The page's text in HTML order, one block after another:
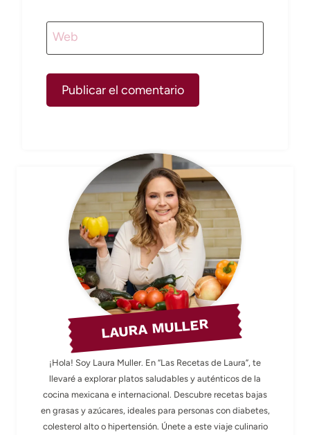
Web
LAURA MULLER
¡Hola! Soy Laura Muller. En “Las Recetas de Laura”, te
llevaré a explorar platos saludables y auténticos de la
cocina mexicana e internacional. Descubre recetas bajas
en grasas y azúcares, ideales para personas con diabetes,
colesterol alto o hipertensión. Únete a este viaje culinario